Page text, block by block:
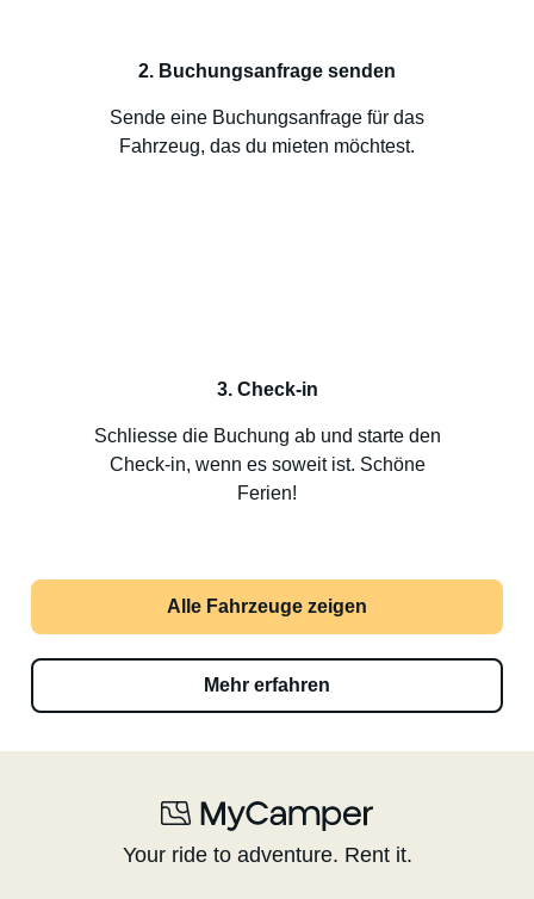
2. Buchungsanfrage senden
Sende eine Buchungsanfrage für das
Fahrzeug, das du mieten möchtest.
3. Check-in
Schliesse die Buchung ab und starte den
Check-in, wenn es soweit ist. Schöne
Ferien!
Alle Fahrzeuge zeigen
Mehr erfahren
Your ride to adventure. Rent it.